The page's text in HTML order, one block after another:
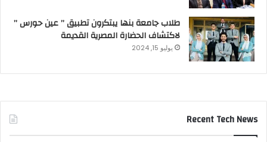
طلاب جامعة بنها يبتكرون تطبيق ” عين حورس ”
لاكتشاف الحضارة المصرية القديمة
يوليو 15, 2024
Recent Tech News